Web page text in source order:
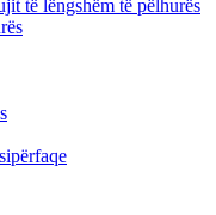
të lëngshëm të pëlhurës